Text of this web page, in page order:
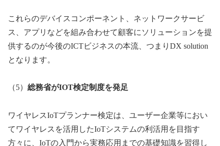
これらのデバイスコンポーネント、ネットワークサービ
ス、アプリなどを組み合わせて顧客にソリューションを提
供するのが今後のICTビジネスの本流、つまりDX solution
となります。
（5） 総務省がIOT検定制度を発足
ワイヤレスIoTプランナー検定は、ユーザー企業等におい
てワイヤレスを活用したIoTシステムの利活用を目指す
方々に、IoTの入門から実務応用までの基礎知識を習得し